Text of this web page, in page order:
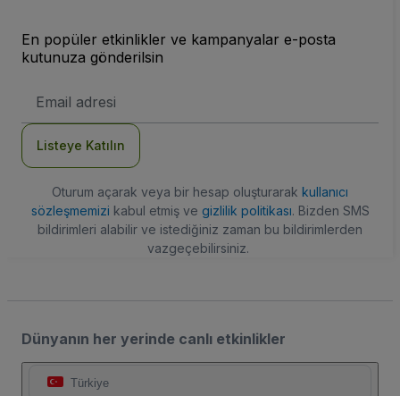
En popüler etkinlikler ve kampanyalar e-posta
kutunuza gönderilsin
posta
Listeye Katılın
Oturum açarak veya bir hesap oluşturarak kullanıcı
sözleşmemizi kabul etmiş ve gizlilik politikası. Bizden SMS
bildirimleri alabilir ve istediğiniz zaman bu bildirimlerden
vazgeçebilirsiniz.
Dünyanın her yerinde canlı etkinlikler
Türkiye